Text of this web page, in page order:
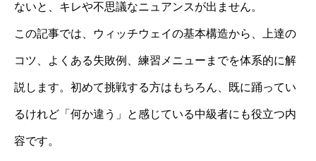
ないと、キレや不思議なニュアンスが出ません。
この記事では、ウィッチウェイの基本構造から、上達の
コツ、よくある失敗例、練習メニューまでを体系的に解
説します。初めて挑戦する方はもちろん、既に踊ってい
るけれど「何か違う」と感じている中級者にも役立つ内
容です。